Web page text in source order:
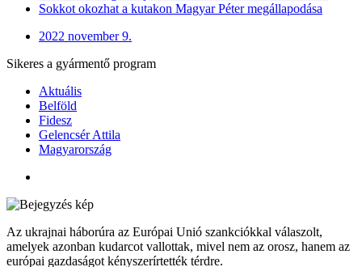
Sokkot okozhat a kutakon Magyar Péter megállapodása
2022 november 9.
Sikeres a gyármentő program
Aktuális
Belföld
Fidesz
Gelencsér Attila
Magyarország
Az ukrajnai háborúra az Európai Unió szankciókkal válaszolt,
amelyek azonban kudarcot vallottak, mivel nem az orosz, hanem az
európai gazdaságot kényszerírtették térdre.